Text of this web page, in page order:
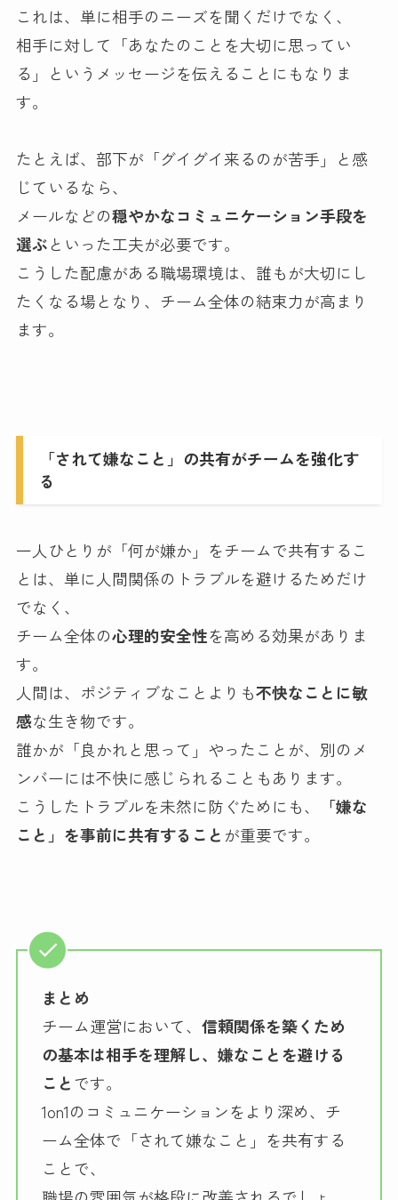
これは、単に相手のニーズを聞くだけでなく、
相手に対して「あなたのことを大切に思ってい
る」というメッセージを伝えることにもなりま
す。
たとえば、部下が「グイグイ来るのが苦手」と感
じているなら、
メールなどの穏やかなコミュニケーション手段を
選ぶといった工夫が必要です。
こうした配慮がある職場環境は、誰もが大切にし
たくなる場となり、チーム全体の結束力が高まり
ます。
「されて嫌なこと」の共有がチームを強化す
る
一人ひとりが「何が嫌か」をチームで共有するこ
とは、単に人間関係のトラブルを避けるためだけ
でなく、
チーム全体の心理的安全性を高める効果がありま
す。
人間は、ポジティブなことよりも不快なことに敏
感な生き物です。
誰かが「良かれと思って」やったことが、別のメ
ンバーには不快に感じられることもあります。
こうしたトラブルを未然に防ぐためにも、
「嫌な
こと」を事前に共有すること が重要です。
まとめ
チーム運営において、 信頼関係を築くため
の基本は相手を理解し、嫌なことを避ける
こと です。
1on1のコミュニケーションをより深め、チ
ーム全体で「されて嫌なこと」を共有する
ことで、